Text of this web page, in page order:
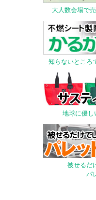
大人数会場で
知らないところ
地球に優し
被せるだ
パ